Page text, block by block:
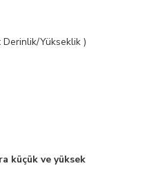
Derinlik/Yükseklik )
küçük ve yüksek